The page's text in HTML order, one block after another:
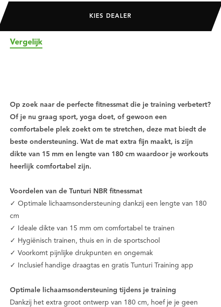
KIES DEALER
Vergelijk
Op zoek naar de perfecte fitnessmat die je training verbetert?
Of je nu graag sport, yoga doet, of gewoon een
comfortabele plek zoekt om te stretchen, deze mat biedt de
beste ondersteuning. Wat de mat extra fijn maakt, is zijn
dikte van 15 mm en lengte van 180 cm waardoor je workouts
heerlijk comfortabel zijn.
Voordelen van de Tunturi NBR fitnessmat
✓ Optimale lichaamsondersteuning dankzij een lengte van 180
cm
✓ Ideale dikte van 15 mm om comfortabel te trainen
✓ Hygiënisch trainen, thuis en in de sportschool
✓ Voorkomt pijnlijke drukpunten en ongemak
✓ Inclusief handige draagtas en gratis Tunturi Training app
Optimale lichaamsondersteuning tijdens je training
Dankzij het extra groot ontwerp van 180 cm, hoef je je geen